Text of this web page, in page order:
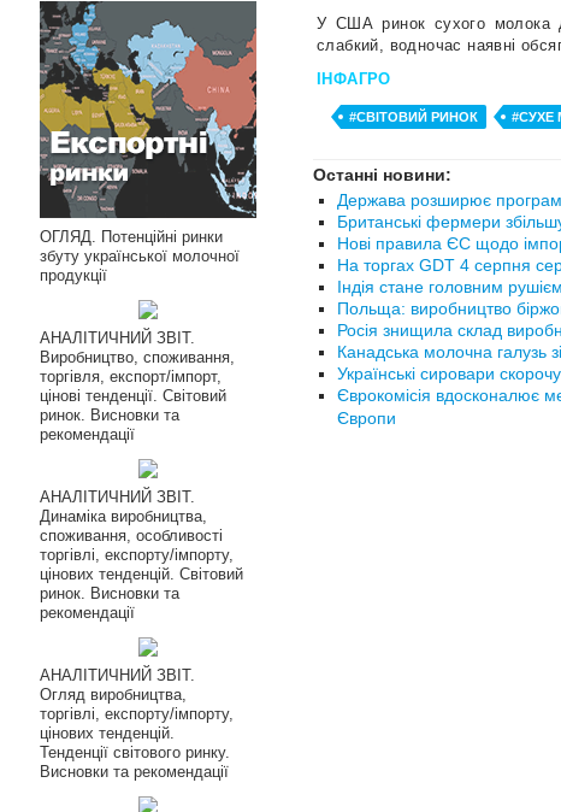
У США ринок сухого молока
слабкий, водночас наявні
ІНФАГРО
#СВІТОВИЙ РИНОК #СУХЕ
Останні новини:
Держава розширює
Британські фермери
Нові правила ЄС щодо
На торгах GDT 4 серпня
Індія стане головним
Польща: виробництво
Росія знищила склад
Канадська молочна галузь
Українські сировари
Єврокомісія вдосконалює
Європи
ОГЛЯД. Потенційні ринки
збуту української молочної
продукції
АНАЛІТИЧНИЙ ЗВІТ.
Виробництво, споживання,
торгівля, експорт/імпорт,
цінові тенденції. Світовий
ринок. Висновки та
рекомендації
АНАЛІТИЧНИЙ ЗВІТ.
Динаміка виробництва,
споживання, особливості
торгівлі, експорту/імпорту,
цінових тенденцій. Світовий
ринок. Висновки та
рекомендації
АНАЛІТИЧНИЙ ЗВІТ.
Огляд виробництва,
торгівлі, експорту/імпорту,
цінових тенденцій.
Тенденції світового ринку.
Висновки та рекомендації